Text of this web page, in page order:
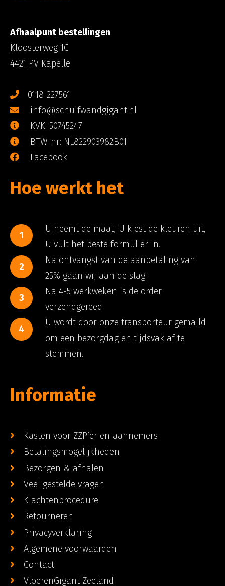
Afhaalpunt bestellingen
Kloosterweg 1C
4421 PV Kapelle
0118-227561
info@schuifwandgigant.nl
KVK: 50745247
BTW-nr: NL822903982B01
Facebook
Hoe werkt het
1
U neemt de maat, U kiest de kleuren uit,
U vult het bestelformulier in.
2
Na ontvangst van de aanbetaling van
25% gaan wij aan de slag.
3
Na 4-5 werkweken is de order
verzendgereed.
4
U wordt door onze transporteur gemaild
om een bezorgdag en tijdsvak af te
stemmen.
Informatie
Kasten voor ZZP’er en aannemers
Betalingsmogelijkheden
Bezorgen & afhalen
Veel gestelde vragen
Klachtenprocedure
Retourneren
Privacyverklaring
Algemene voorwaarden
Contact
VloerenGigant Zeeland